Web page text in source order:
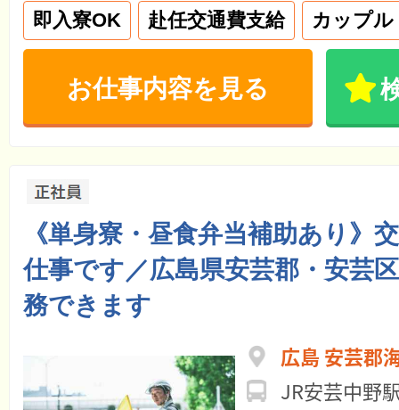
即入寮OK 赴任交通費支給 カップル
お仕事内容を見る
《単身寮・昼食弁当補助あり》
仕事です／広島県安芸郡・安芸
務できます
広島 安芸郡
JR安芸中野